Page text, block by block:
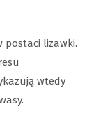
postaci lizawki.
wtedy